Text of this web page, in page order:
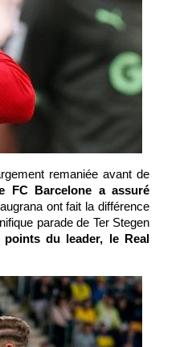
remaniée avant de
FC Barcelone a assuré
ont fait la différence
parade de Ter Stegen
du leader, le Real